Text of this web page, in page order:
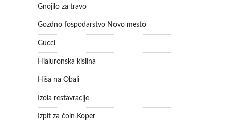
Gnojilo za travo
Gozdno fospodarstvo Novo mesto
Gucci
Hialuronska kislina
Hiša na Obali
Izola restavracije
Izpit za čoln Koper